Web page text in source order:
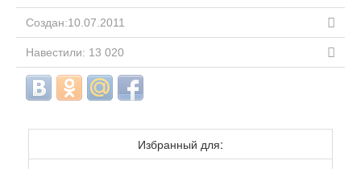
Создан:10.07.2011
Навестили: 13 020
Избранный для: